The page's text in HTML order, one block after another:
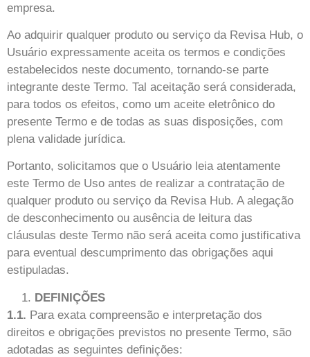
empresa.
Ao adquirir qualquer produto ou serviço da Revisa Hub, o
Usuário expressamente aceita os termos e condições
estabelecidos neste documento, tornando-se parte
integrante deste Termo. Tal aceitação será considerada,
para todos os efeitos, como um aceite eletrônico do
presente Termo e de todas as suas disposições, com
plena validade jurídica.
Portanto, solicitamos que o Usuário leia atentamente
este Termo de Uso antes de realizar a contratação de
qualquer produto ou serviço da Revisa Hub. A alegação
de desconhecimento ou ausência de leitura das
cláusulas deste Termo não será aceita como justificativa
para eventual descumprimento das obrigações aqui
estipuladas.
DEFINIÇÕES
1.1. Para exata compreensão e interpretação dos
direitos e obrigações previstos no presente Termo, são
adotadas as seguintes definições: